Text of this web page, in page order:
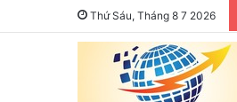
Thứ Sáu, Tháng 8 7 2026